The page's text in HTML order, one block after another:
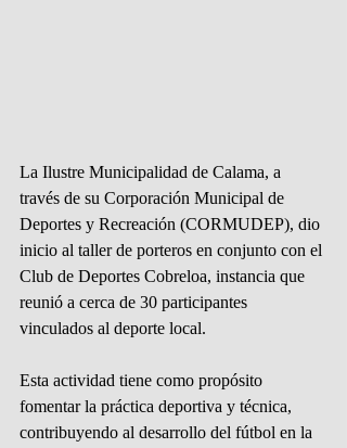
La Ilustre Municipalidad de Calama, a
través de su Corporación Municipal de
Deportes y Recreación (CORMUDEP), dio
inicio al taller de porteros en conjunto con el
Club de Deportes Cobreloa, instancia que
reunió a cerca de 30 participantes
vinculados al deporte local.
Esta actividad tiene como propósito
fomentar la práctica deportiva y técnica,
contribuyendo al desarrollo del fútbol en la